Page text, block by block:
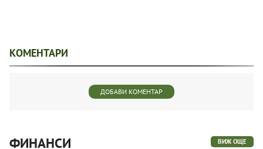
КОМЕНТАРИ
ДОБАВИ КОМЕНТАР
ФИНАНСИ ВИЖ ОЩЕ